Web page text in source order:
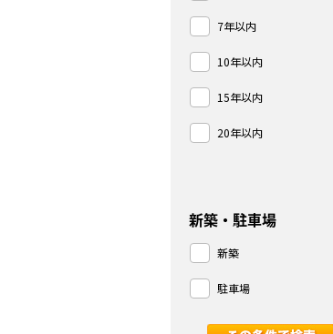
7年以内
10年以内
15年以内
20年以内
新築・駐車場
新築
駐車場